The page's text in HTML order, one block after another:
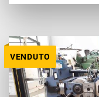
VENDUTO